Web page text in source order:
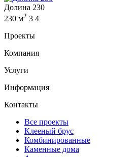
Долина 230
230 м2 3 4
Проекты
Компания
Услуги
Информация
Контакты
Все проекты
Клееный брус
Комбинированные
Каменные дома